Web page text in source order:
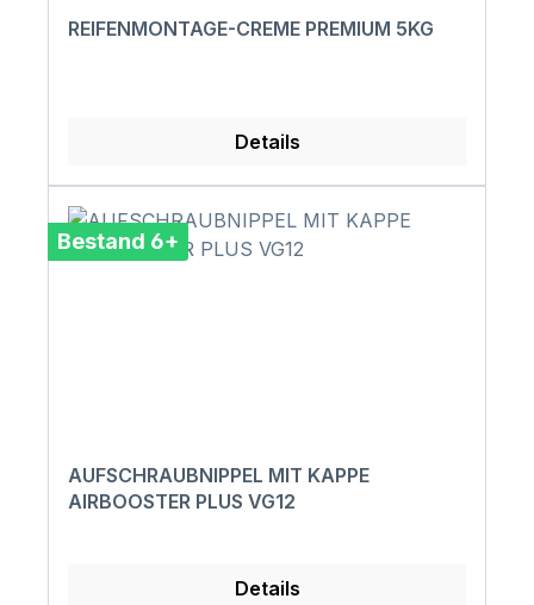
REIFENMONTAGE-CREME PREMIUM 5KG
Details
Bestand 6+
AUFSCHRAUBNIPPEL MIT KAPPE
AIRBOOSTER PLUS VG12
Details